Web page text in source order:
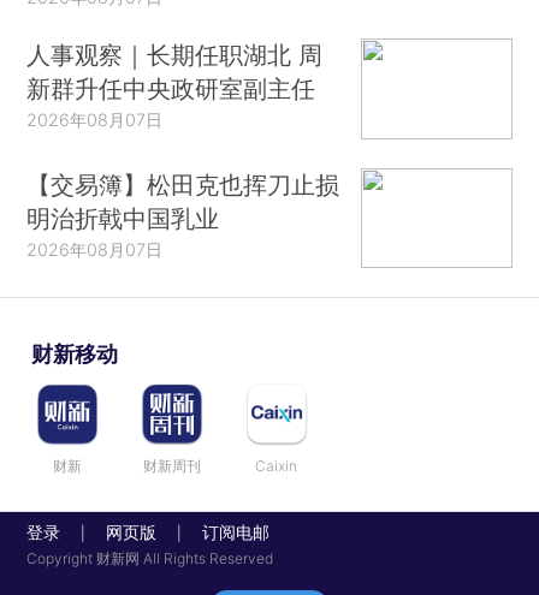
人事观察｜长期任职湖北 周
新群升任中央政研室副主任
2026年08月07日
【交易簿】松田克也挥刀止损
明治折戟中国乳业
2026年08月07日
财新移动
财新 财新周刊 Caixin
登录 网页版 订阅电邮
Copyright 财新网 All Rights Reserved